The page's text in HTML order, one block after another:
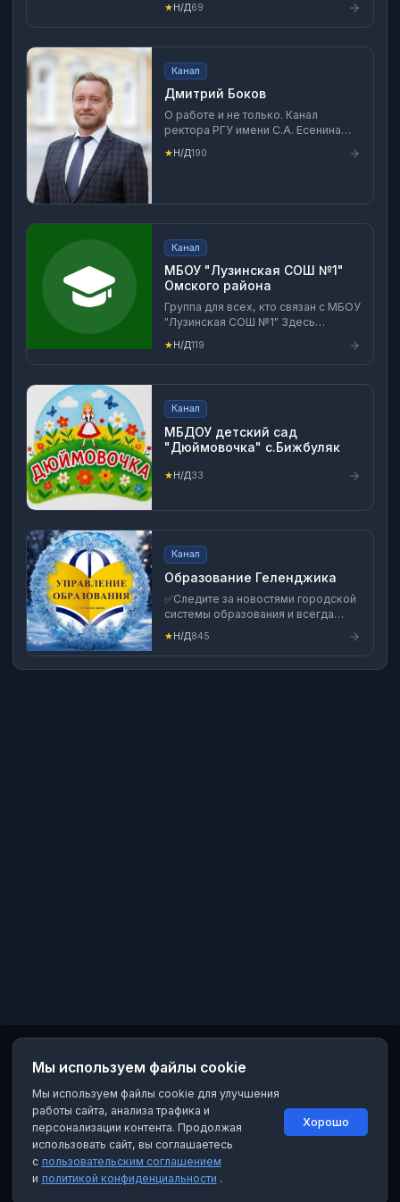
★Н/Д69
Канал
Дмитрий Боков
О работе и не только. Канал
ректора РГУ имени С.А. Есенина
Дмитрия Александровича Бокова.
★Н/Д190
Канал
МБОУ "Лузинская СОШ №1"
Омского района
Группа для всех, кто связан с МБОУ
"Лузинская СОШ №1" Здесь
публикуются анонсы и итоги
мероприятий, интересных событий,
акций, достижения учащихся.
Будьте с нами! Будьте в курсе!
★Н/Д119
Канал
МБДОУ детский сад
"Дюймовочка" с.Бижбуляк
★Н/Д33
Канал
Образование Геленджика
✅Следите за новостями городской
системы образования и всегда
оставайтесь в курсе событий.
✅Наш телефон для связи
8(86141)5-32-01. ✅Мы в ВК:
https://vk.com/club211715499
★Н/Д845
Мы используем файлы cookie
Мы используем файлы cookie для улучшения
работы сайта, анализа трафика и
персонализации контента. Продолжая
использовать сайт, вы соглашаетесь
с пользовательским соглашением
и политикой конфиденциальности .
Хорошо